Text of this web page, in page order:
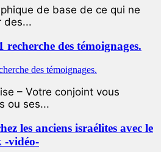
de base de ce qui ne
des...
des témoignages.
– Votre conjoint vous
ou ses...
les anciens israélites avec le
-vidéo-